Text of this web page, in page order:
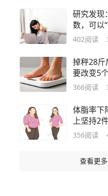
研究发现
数，可以
402阅读
掉秤28斤
要改变5
366阅读
体脂率下
上坚持2
356阅读
查看更多